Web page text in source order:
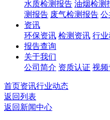
水质检测报告 油烟检测
测报告 废气检测报告 公
资讯
环保资讯 检测资讯 行
报告查询
关于我们
公司简介 资质认证 视频
首页资讯行业动态
返回列表
返回新闻中心